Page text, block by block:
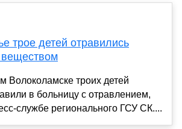
трое детей отравились
Волоколамске троих детей
в больницу с отравлением,
службе регионального ГСУ СК....